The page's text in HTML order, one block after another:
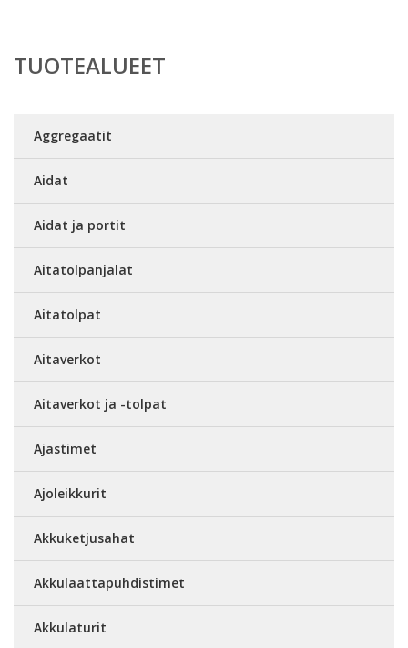
TUOTEALUEET
Aggregaatit
Aidat
Aidat ja portit
Aitatolpanjalat
Aitatolpat
Aitaverkot
Aitaverkot ja -tolpat
Ajastimet
Ajoleikkurit
Akkuketjusahat
Akkulaattapuhdistimet
Akkulaturit